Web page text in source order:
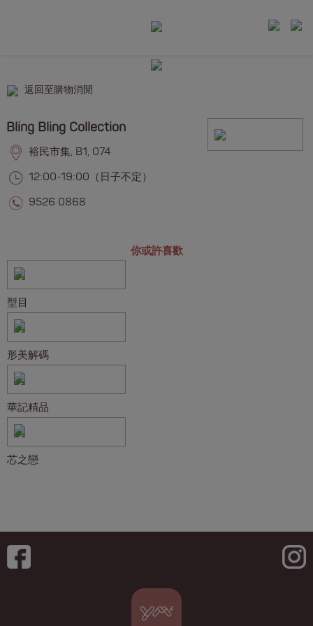
返回至購物消閒
Bling Bling Collection
裕民市集, B1, 074
12:00-19:00（日子不定）
9526 0868
你或許喜歡
型目
形美解碼
華記精品
芯之戀